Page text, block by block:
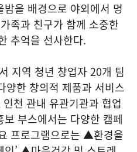
을 배경으로 야외에서 명
족과 친구가 함께 소중한
추억을 선사한다.
지역 청년 창업자 20개 팀
양한 창의적 제품과 서비스
천 관내 유관기관과 협업
부스에서는 다양한 캠페
프로그램으로는 ▲환경을